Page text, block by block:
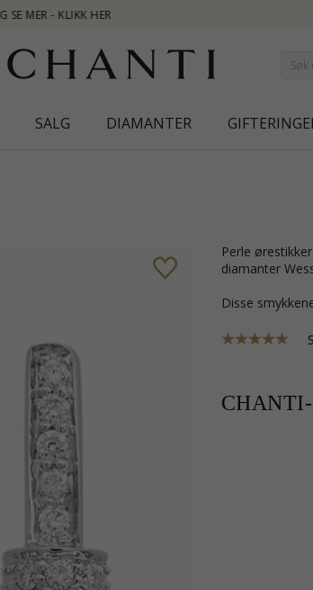
SALG DIAMANTER
perle ørestikker i 14 karat hvitt gull med blank overflate og 16 briljantslipte
diamanter
Disse